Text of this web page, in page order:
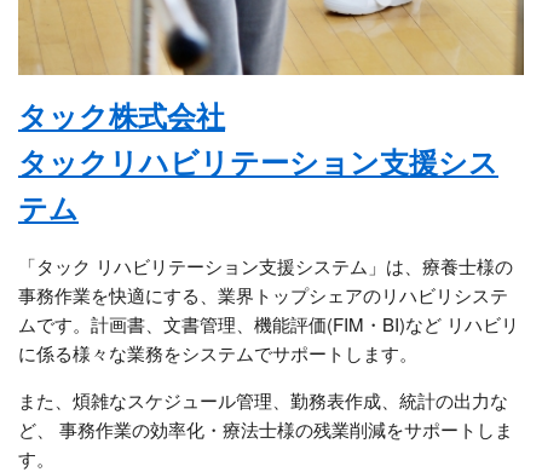
タック株式会社
タックリハビリテーション支援シス
テム
「タック リハビリテーション支援システム」は、療養士様の
事務作業を快適にする、業界トップシェアのリハビリシステ
ムです。計画書、文書管理、機能評価(FIM・BI)など リハビリ
に係る様々な業務をシステムでサポートします。
また、煩雑なスケジュール管理、勤務表作成、統計の出力な
ど、 事務作業の効率化・療法士様の残業削減をサポートしま
す。